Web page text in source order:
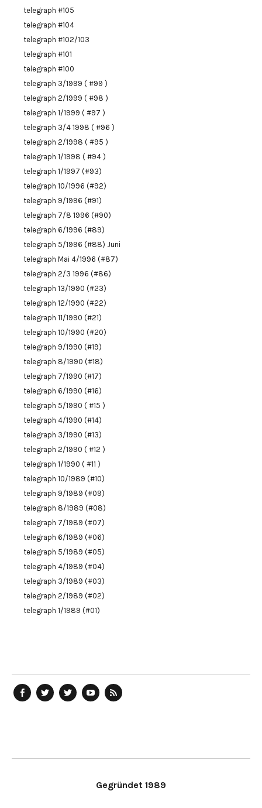
telegraph #105
telegraph #104
telegraph #102/103
telegraph #101
telegraph #100
telegraph 3/1999 ( #99 )
telegraph 2/1999 ( #98 )
telegraph 1/1999 ( #97 )
telegraph 3/4 1998 ( #96 )
telegraph 2/1998 ( #95 )
telegraph 1/1998 ( #94 )
telegraph 1/1997 (#93)
telegraph 10/1996 (#92)
telegraph 9/1996 (#91)
telegraph 7/8 1996 (#90)
telegraph 6/1996 (#89)
telegraph 5/1996 (#88) Juni
telegraph Mai 4/1996 (#87)
telegraph 2/3 1996 (#86)
telegraph 13/1990 (#23)
telegraph 12/1990 (#22)
telegraph 11/1990 (#21)
telegraph 10/1990 (#20)
telegraph 9/1990 (#19)
telegraph 8/1990 (#18)
telegraph 7/1990 (#17)
telegraph 6/1990 (#16)
telegraph 5/1990 ( #15 )
telegraph 4/1990 (#14)
telegraph 3/1990 (#13)
telegraph 2/1990 ( #12 )
telegraph 1/1990 ( #11 )
telegraph 10/1989 (#10)
telegraph 9/1989 (#09)
telegraph 8/1989 (#08)
telegraph 7/1989 (#07)
telegraph 6/1989 (#06)
telegraph 5/1989 (#05)
telegraph 4/1989 (#04)
telegraph 3/1989 (#03)
telegraph 2/1989 (#02)
telegraph 1/1989 (#01)
Gegründet 1989